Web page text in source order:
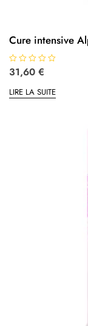
Cure intensive
N
o
e
0
31,60 €
LIRE LA SUITE